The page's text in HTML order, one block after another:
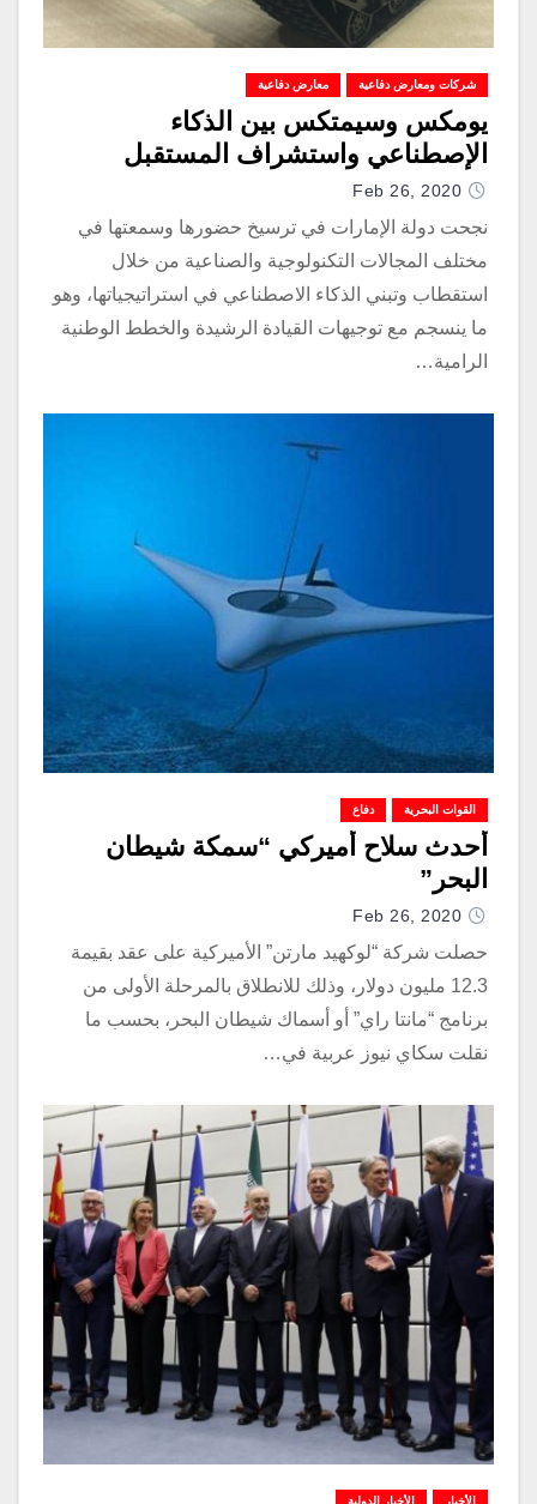
شركات ومعارض دفاعية معارض دفاعية
يومكس وسيمتكس بين الذكاء
الإصطناعي واستشراف المستقبل
Feb 26, 2020
نجحت دولة الإمارات في ترسيخ حضورها وسمعتها في
مختلف المجالات التكنولوجية والصناعية من خلال
استقطاب وتبني الذكاء الاصطناعي في استراتيجياتها، وهو
ما ينسجم مع توجيهات القيادة الرشيدة والخطط الوطنية
الرامية…
القوات البحرية دفاع
أحدث سلاح أميركي “سمكة شيطان
البحر”
Feb 26, 2020
حصلت شركة “لوكهيد مارتن” الأميركية على عقد بقيمة
12.3 مليون دولار، وذلك للانطلاق بالمرحلة الأولى من
برنامج “مانتا راي” أو أسماك شيطان البحر، بحسب ما
نقلت سكاي نيوز عربية في…
الأخبار الأخبار الدولية